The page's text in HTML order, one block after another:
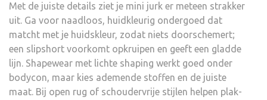
Met de juiste details ziet je mini jurk er meteen strakker
uit. Ga voor naadloos, huidkleurig ondergoed dat
matcht met je huidskleur, zodat niets doorschemert;
een slipshort voorkomt opkruipen en geeft een gladde
lijn. Shapewear met lichte shaping werkt goed onder
bodycon, maar kies ademende stoffen en de juiste
maat. Bij open rug of schoudervrije stijlen helpen plak-